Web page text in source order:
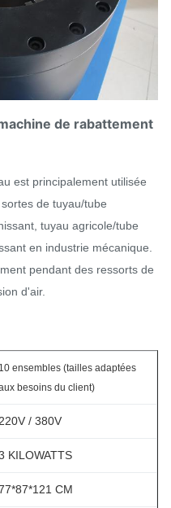
de rabattement
est principalement utilisée
de tuyau/tube
tuyau agricole/tube
en industrie mécanique.
pendant des ressorts de
d'air.
10 ensembles (tailles adaptées
besoins du client)
220V / 380V
KILOWATTS
CM